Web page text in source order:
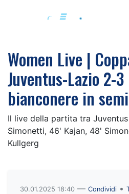
Women Live |
Juventus-Lazio 2-
bianconere in
Il live della partita tra
Simonetti, 46' Kajan, 48'
Kullgerg
30.01.2025 18:40 — Condividi •